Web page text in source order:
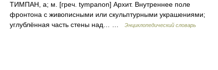
ТИМПАН, а; м. [греч. tympanon] Архит. Внутреннее поле
фронтона с живописными или скульптурными украшениями;
углублённая часть стены над… …
Энциклопедический словарь